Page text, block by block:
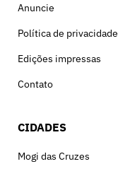
Anuncie
Política de privacidade
Edições impressas
Contato
CIDADES
Mogi das Cruzes